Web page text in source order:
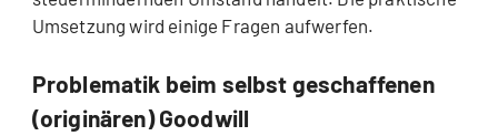
Umsetzung wird einige Fragen aufwerfen.
Problematik beim selbst geschaffenen
(originären) Goodwill